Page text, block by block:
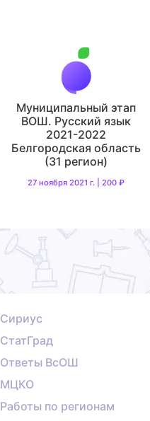
Муниципальный этап
ВОШ. Русский язык
2021-2022
Белгородская область
(31 регион)
27 ноября 2021 г. | 200 ₽
Сириус
СтатГрад
Ответы ВсОШ
МЦКО
Работы по регионам